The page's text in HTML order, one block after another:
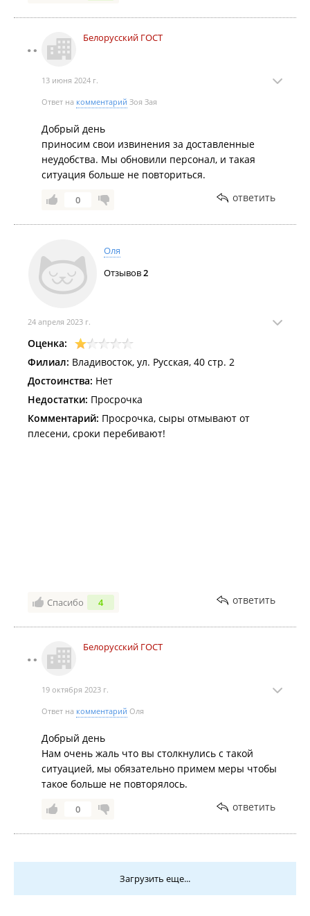
Белорусский ГОСТ
13 июня 2024 г.
Ответ на комментарий Зоя Зая
Добрый день
приносим свои извинения за доставленные
неудобства. Мы обновили персонал, и такая
ситуация больше не повториться.
0 ответить
Оля
Отзывов2
24 апреля 2023 г.
Оценка:
Филиал: Владивосток, ул. Русская, 40 стр. 2
Достоинства: Нет
Недостатки: Просрочка
Комментарий: Просрочка, сыры отмывают от
плесени, сроки перебивают!
Спасибо 4 ответить
Белорусский ГОСТ
19 октября 2023 г.
Ответ на комментарий Оля
Добрый день
Нам очень жаль что вы столкнулись с такой
ситуацией, мы обязательно примем меры чтобы
такое больше не повторялось.
0 ответить
Загрузить еще...